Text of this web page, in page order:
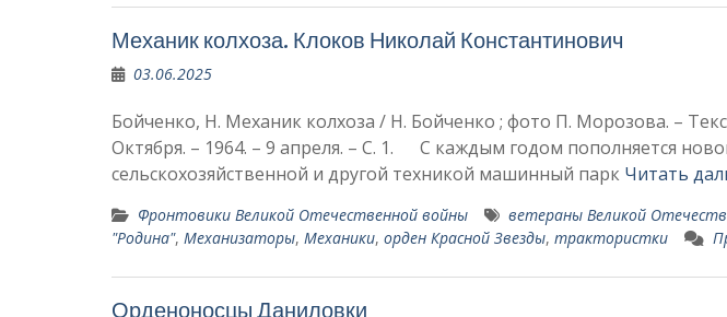
Механик колхоза. Клоков Николай Констан­тинович
03.06.2025
Бойченко, Н. Механик колхоза / Н. Бойченко ; фото П. Морозова. –
Октября. – 1964. – 9 апреля. – С. 1. С каждым годом пополняется
сельскохозяйственной и другой техникой машинный парк Читать
Фронтовики Великой Отечественной войны ветераны Великой
"Родина", Механизаторы, Механики, орден Красной Звезды, трактористки
Орденоносцы Даниловки